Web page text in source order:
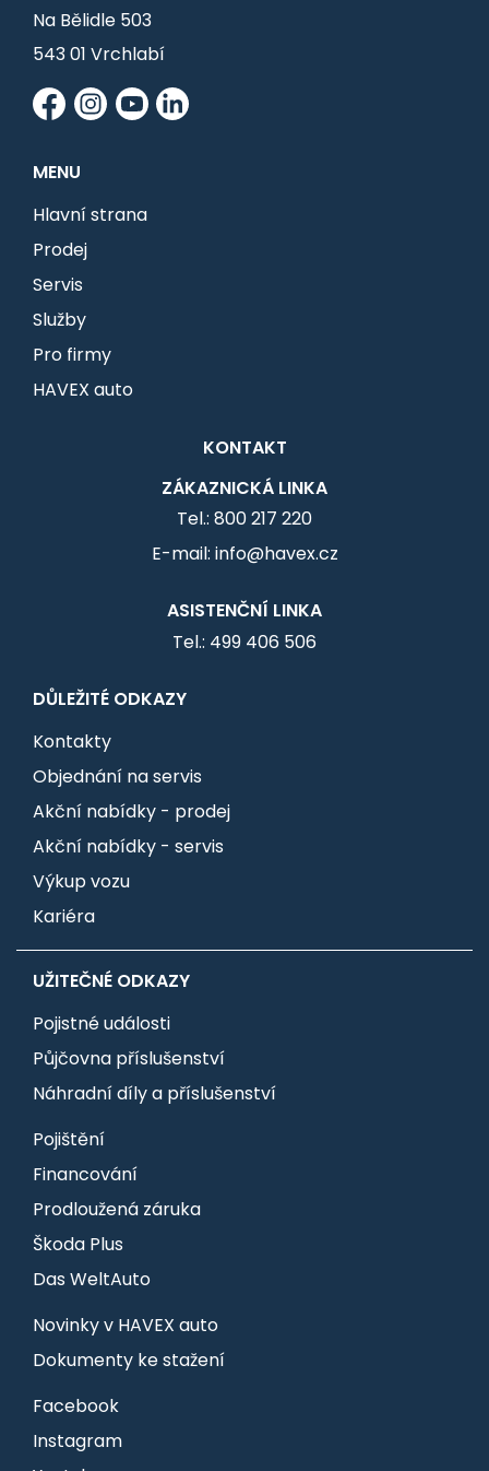
Na Bělidle 503
543 01 Vrchlabí
MENU
Hlavní strana
Prodej
Servis
Služby
Pro firmy
HAVEX auto
KONTAKT
ZÁKAZNICKÁ LINKA
Tel.: 800 217 220
E-mail: info@havex.cz
ASISTENČNÍ LINKA
Tel.: 499 406 506
DŮLEŽITÉ ODKAZY
Kontakty
Objednání na servis
Akční nabídky - prodej
Akční nabídky - servis
Výkup vozu
Kariéra
UŽITEČNÉ ODKAZY
Pojistné události
Půjčovna příslušenství
Náhradní díly a příslušenství
Pojištění
Financování
Prodloužená záruka
Škoda Plus
Das WeltAuto
Novinky v HAVEX auto
Dokumenty ke stažení
Facebook
Instagram